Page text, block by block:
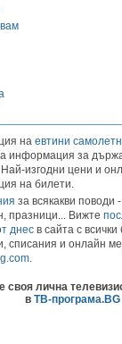
на евтини
информация за
изгодни цени и
на билети.
за всякакви поводи
празници... Вижте
днес в сайта с всички
списания и онлайн
.
своя лична
в ТВ-програма.BG